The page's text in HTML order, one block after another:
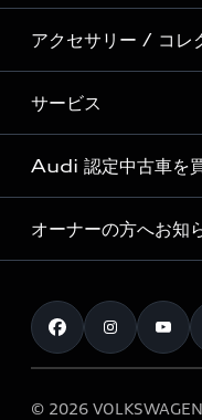
Audi Sport
Formula 1®
デジタルサービス
新車在庫検索
試乗車・展示車検索
見積り依頼
試乗予約
モデル一覧
特別仕様モデル / 限定モ
e-tronラインアップ
価格シミュレーション
車両比較
カタログ一覧
アクセサリー / コレ
純正アクセサリー
オンラインショップ
Audi collection
アウディナビアプリ
サービス
サービス入庫予約
サービスプログラム
メンテナンス
車検 / 定期点検
e-tronアフターサポート
Audi 認定中古車を
Audi認定中古車
クオリティ
保証
メンテナンス
オーナーの方へお知
お知らせ
オーナー様向けキャンペ
© 2026